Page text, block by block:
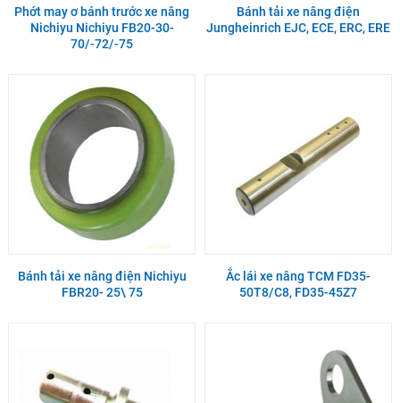
Phớt may ơ bánh trước xe nâng
Nichiyu Nichiyu FB20-30-
70/-72/-75
Bánh tải xe nâng điện
Jungheinrich EJC, ECE, ERC, ERE
Bánh tải xe nâng điện Nichiyu
FBR20- 25\ 75
Ắc lái xe nâng TCM FD35-
50T8/C8, FD35-45Z7